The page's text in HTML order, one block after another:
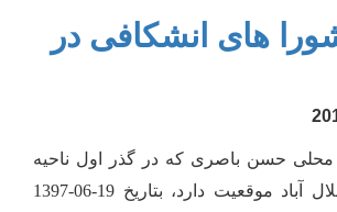
های انشکافی در
حسن باصری که در گذر اول ناحیه
هفتم شاروالی جلال آباد موقعیت دارد، بتاریخ 19-06-1397